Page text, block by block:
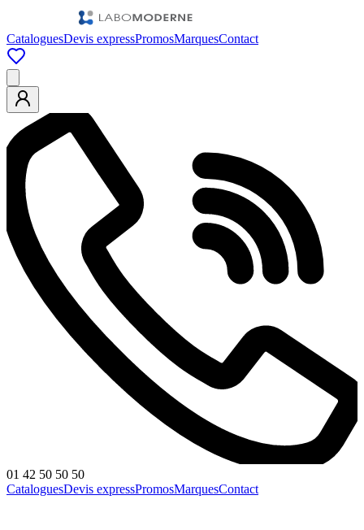
CataloguesDevis expressPromosMarquesContact
01 42 50 50 50
CataloguesDevis expressPromosMarquesContact